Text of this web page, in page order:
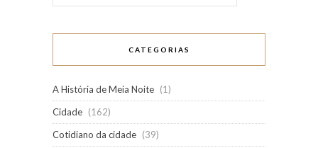
CATEGORIAS
A História de Meia Noite (1)
Cidade (162)
Cotidiano da cidade (39)